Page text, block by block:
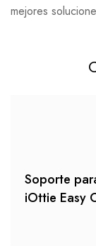
mejores
Soporte
iOttie Easy